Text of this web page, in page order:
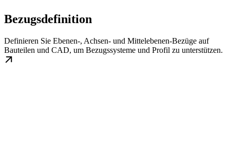
Bezugsdefinition
Definieren Sie Ebenen-, Achsen- und Mittelebenen-Bezüge auf
Bauteilen und CAD, um Bezugssysteme und Profil zu unterstützen.